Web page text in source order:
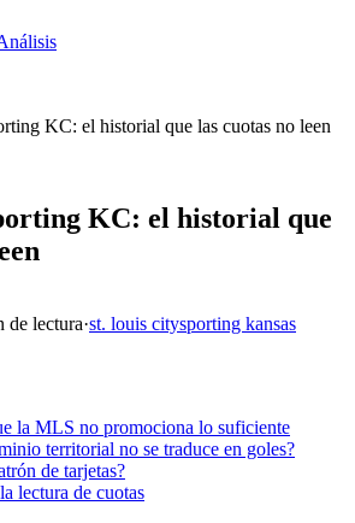
KC: el historial que las cuotas no leen
KC: el historial que
de lectura·st. louis citysporting kansas
la MLS no promociona lo suficiente
territorial no se traduce en goles?
de tarjetas?
lectura de cuotas